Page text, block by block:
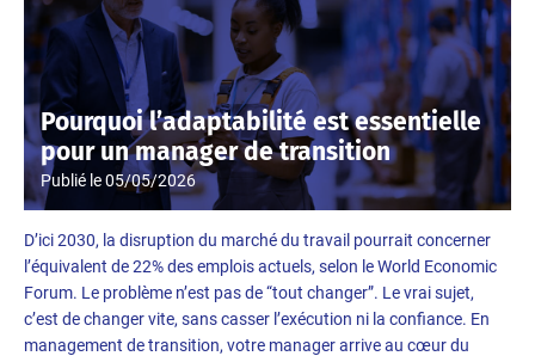
Pourquoi l’adaptabilité est essentielle
pour un manager de transition
Publié le05/05/2026
D’ici 2030, la disruption du marché du travail pourrait concerner
l’équivalent de 22% des emplois actuels, selon le World Economic
Forum. Le problème n’est pas de “tout changer”. Le vrai sujet,
c’est de changer vite, sans casser l’exécution ni la confiance. En
management de transition, votre manager arrive au cœur du